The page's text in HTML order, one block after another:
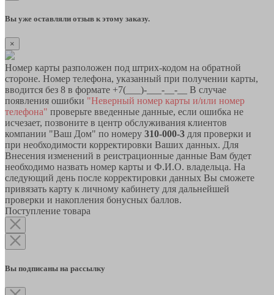
Вы уже оставляли отзыв к этому заказу.
×
Номер карты разположен под штрих-кодом на обратной
стороне. Номер телефона, указанный при получении карты,
вводится без 8 в формате +7(___)-___-__-__ В случае
появления ошибки "Неверный номер карты и/или номер
телефона" проверьте введенные данные, если ошибка не
исчезает, позвоните в центр обслуживания клиентов
компании "Ваш Дом" по номеру 310-000-3 для проверки и
при необходимости корректировки Ваших данных. Для
Внесения изменений в реистрационные данные Вам будет
необходимо назвать номер карты и Ф.И.О. владельца. На
следующий день после корректировки данных Вы сможете
привязать карту к личному кабинету для дальнейшей
проверки и накопления бонусных баллов.
Поступление товара
Вы подписаны на рассылку